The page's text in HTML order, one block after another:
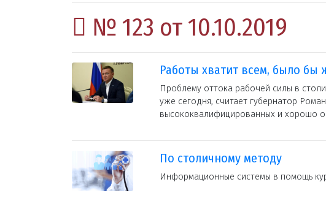
№ 123 от 10.10.2019
Работы хватит всем, было бы
Проблему оттока рабочей силы в
уже сегодня, считает губернатор
высококвалифицированных и хорошо
По столичному методу
Информационные системы в помощь